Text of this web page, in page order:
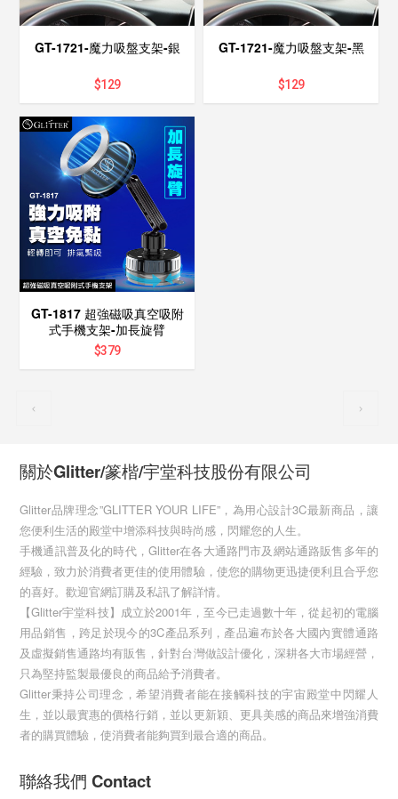
GT-1721-魔力吸盤支架-銀
$129
GT-1721-魔力吸盤支架-黑
$129
GT-1817 超強磁吸真空吸附
式手機支架-加長旋臂
$379
關於Glitter/篆楷/宇堂科技股份有限公司
Glitter品牌理念”GLITTER YOUR LIFE”，為用心設計3C最新商品，讓
您便利生活的殿堂中增添科技與時尚感，閃耀您的人生。
手機通訊普及化的時代，Glitter在各大通路門市及網站通路販售多年的
經驗，致力於消費者更佳的使用體驗，使您的購物更迅捷便利且合乎您
的喜好。歡迎官網訂購及私訊了解詳情。
【Glitter宇堂科技】成立於2001年，至今已走過數十年，從起初的電腦
用品銷售，跨足於現今的3C產品系列，產品遍布於各大國內實體通路
及虛擬銷售通路均有販售，針對台灣做設計優化，深耕各大市場經營，
只為堅持監製最優良的商品給予消費者。
Glitter秉持公司理念，希望消費者能在接觸科技的宇宙殿堂中閃耀人
生，並以最實惠的價格行銷，並以更新穎、更具美感的商品來增強消費
者的購買體驗，使消費者能夠買到最合適的商品。
聯絡我們 Contact